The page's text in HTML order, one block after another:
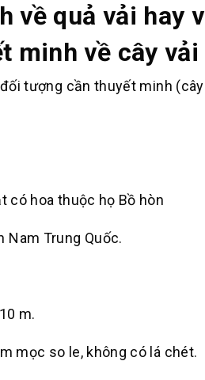
về quả vải hay
minh về cây vải
tượng cần thuyết minh
có hoa thuộc họ Bồ hòn
Nam Trung Quốc.
m.
mọc so le, không có lá chét.